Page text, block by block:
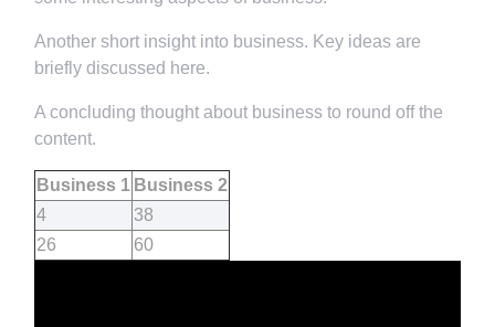
Another short insight into business. Key ideas are
briefly discussed here.
A concluding thought about business to round off the
content.
Business 1 Business 2
4
38
26
60